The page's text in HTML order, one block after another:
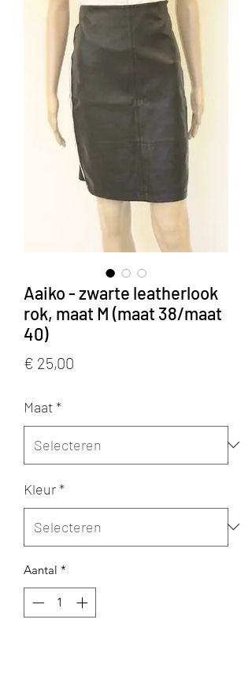
Aaiko - zwarte leatherlook
rok, maat M (maat 38/maat
40)
€ 25,00
Maat*
Kleur*
Aantal *